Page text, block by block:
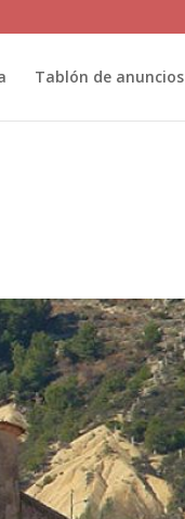
Tablón de anuncios